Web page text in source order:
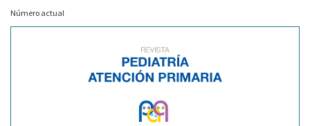
Número actual